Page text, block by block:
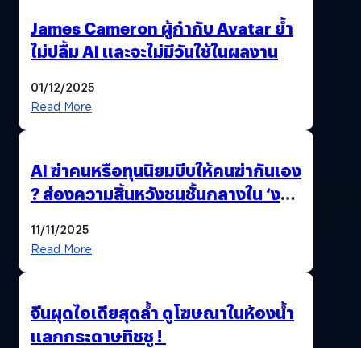
James Cameron ผู้กำกับ Avatar ย้ำ
ไม่ปลื้ม AI และจะไม่มีวันใช้ในผลงาน
01/12/2025
Read More
AI ฆ่าคนหรือทุนนิยมบีบให้คนฆ่ากันเอง
? ส่องความสิ้นหวังชนชั้นกลางใน ‘งาน
11/11/2025
Read More
จีนผุดไอเดียสุดล้ำ ดูโฆษณาในห้องน้ำ
แลกกระดาษทิชชู !